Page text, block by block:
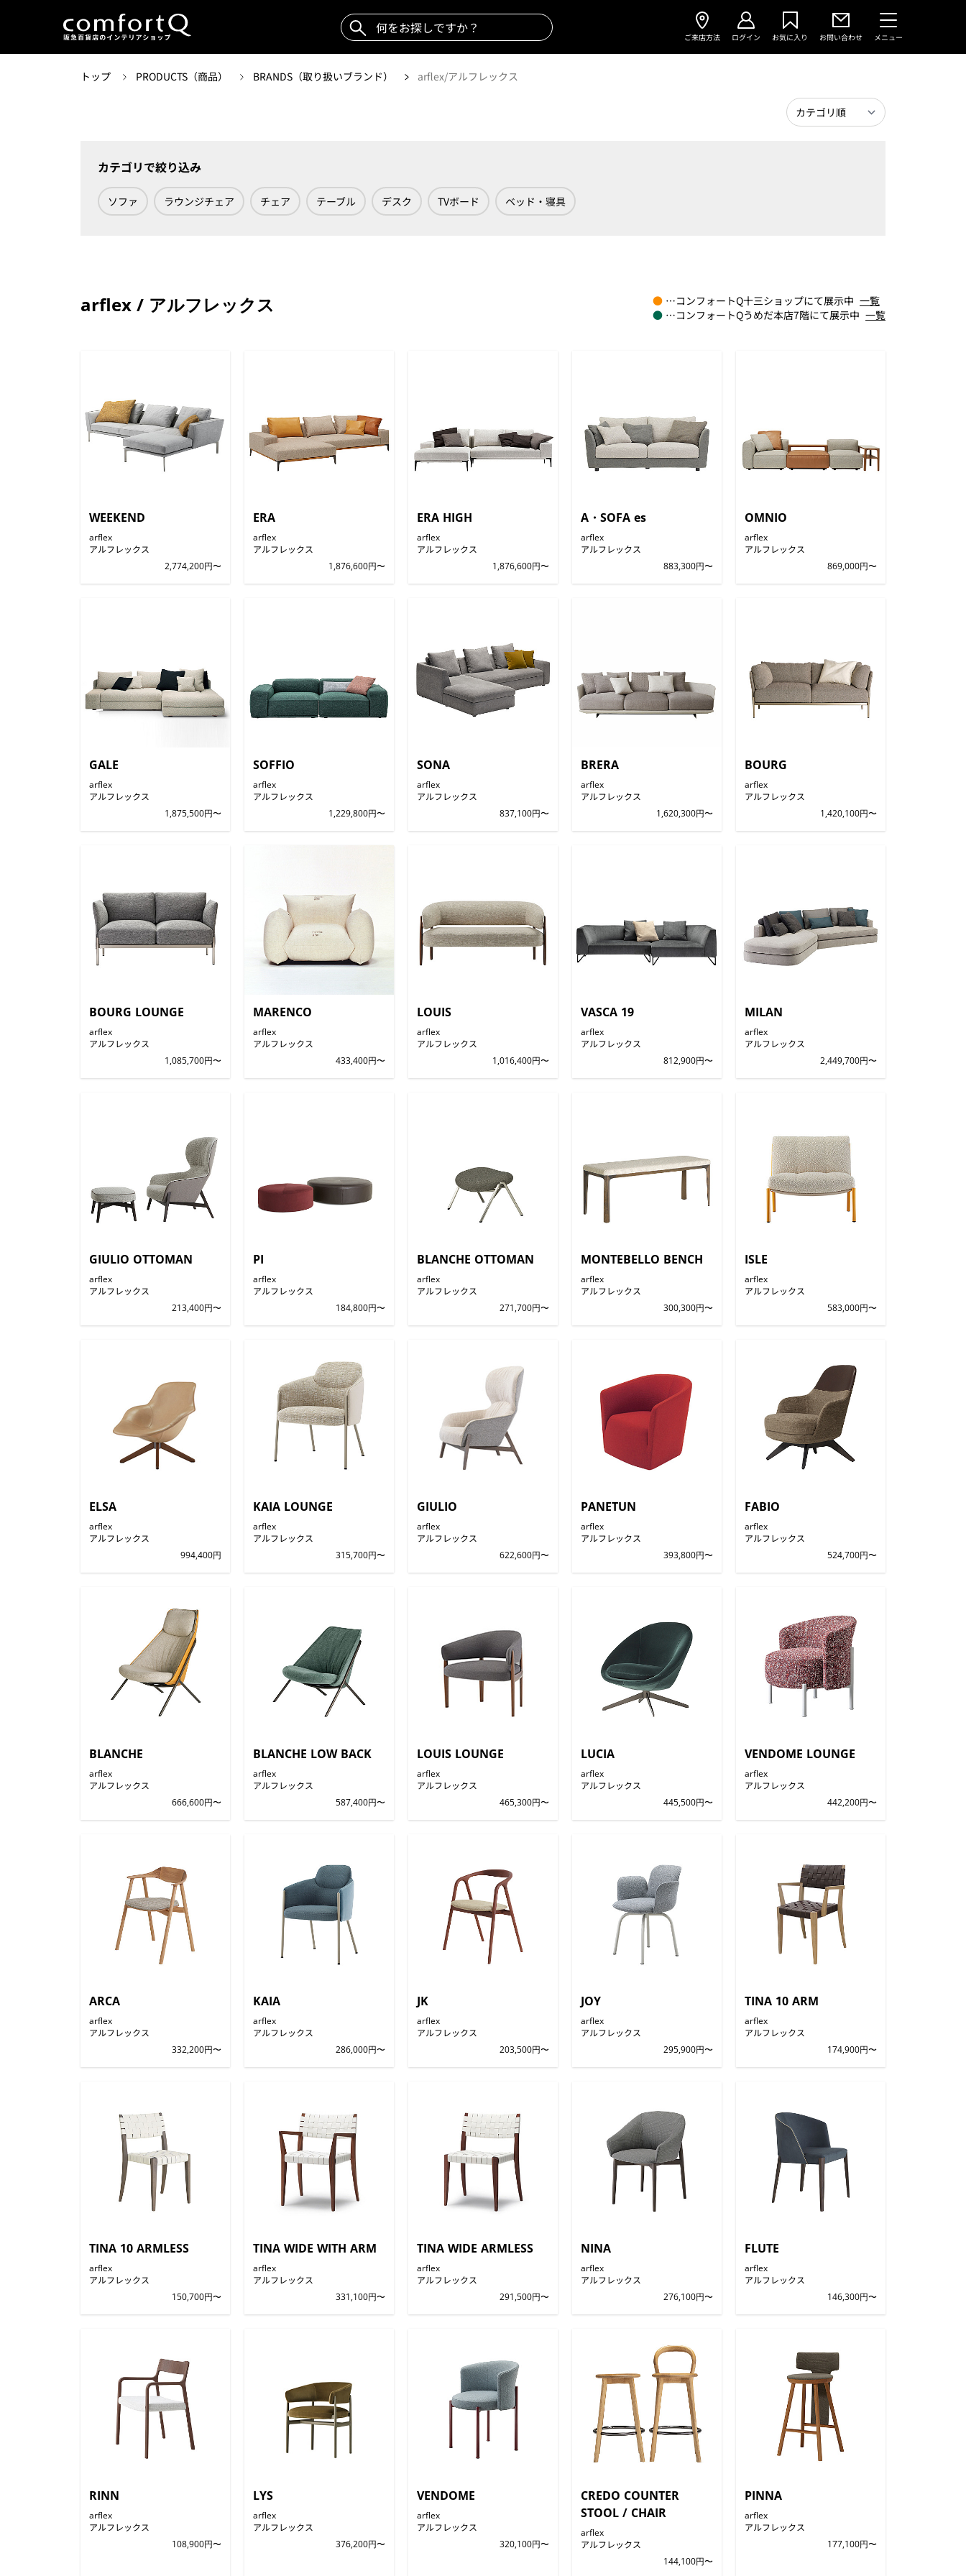
ご来店方法 ログイン お気に入り お問い合わせ メニュー
トップ PRODUCTS（商品） BRANDS（取り扱いブランド） arflex/アルフレックス
カテゴリで絞り込み
ソファ ラウンジチェア チェア テーブル デスク TVボード ベッド・寝具
arflex / アルフレックス ● …コンフォートQ十三ショップにて展示中 一覧
● …コンフォートQうめだ本店7階にて展示中 一覧
WEEKEND
arflex
アルフレックス
2,774,200円〜
ERA
arflex
アルフレックス
1,876,600円〜
ERA HIGH
arflex
アルフレックス
1,876,600円〜
A・SOFA es
arflex
アルフレックス
883,300円〜
OMNIO
arflex
アルフレックス
869,000円〜
GALE
arflex
アルフレックス
1,875,500円〜
SOFFIO
arflex
アルフレックス
1,229,800円〜
SONA
arflex
アルフレックス
837,100円〜
BRERA
arflex
アルフレックス
1,620,300円〜
BOURG
arflex
アルフレックス
1,420,100円〜
BOURG LOUNGE
arflex
アルフレックス
1,085,700円〜
MARENCO
arflex
アルフレックス
433,400円〜
LOUIS
arflex
アルフレックス
1,016,400円〜
VASCA 19
arflex
アルフレックス
812,900円〜
MILAN
arflex
アルフレックス
2,449,700円〜
GIULIO OTTOMAN
arflex
アルフレックス
213,400円〜
PI
arflex
アルフレックス
184,800円〜
BLANCHE OTTOMAN
arflex
アルフレックス
271,700円〜
MONTEBELLO BENCH
arflex
アルフレックス
300,300円〜
ISLE
arflex
アルフレックス
583,000円〜
ELSA
arflex
アルフレックス
994,400円
KAIA LOUNGE
arflex
アルフレックス
315,700円〜
GIULIO
arflex
アルフレックス
622,600円〜
PANETUN
arflex
アルフレックス
393,800円〜
FABIO
arflex
アルフレックス
524,700円〜
BLANCHE
arflex
アルフレックス
666,600円〜
BLANCHE LOW BACK
arflex
アルフレックス
587,400円〜
LOUIS LOUNGE
arflex
アルフレックス
465,300円〜
LUCIA
arflex
アルフレックス
445,500円〜
VENDOME LOUNGE
arflex
アルフレックス
442,200円〜
ARCA
arflex
アルフレックス
332,200円〜
KAIA
arflex
アルフレックス
286,000円〜
JK
arflex
アルフレックス
203,500円〜
JOY
arflex
アルフレックス
295,900円〜
TINA 10 ARM
arflex
アルフレックス
174,900円〜
TINA 10 ARMLESS
arflex
アルフレックス
150,700円〜
TINA WIDE WITH ARM
arflex
アルフレックス
331,100円〜
TINA WIDE ARMLESS
arflex
アルフレックス
291,500円〜
NINA
arflex
アルフレックス
276,100円〜
FLUTE
arflex
アルフレックス
146,300円〜
RINN
arflex
アルフレックス
108,900円〜
LYS
arflex
アルフレックス
376,200円〜
VENDOME
arflex
アルフレックス
320,100円〜
CREDO COUNTER
STOOL / CHAIR
arflex
アルフレックス
144,100円〜
PINNA
arflex
アルフレックス
177,100円〜